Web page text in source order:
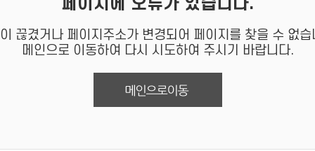
끊겼거나 페이지주소가 변경되어 페이지를 찾을 수 없습
메인으로 이동하여 다시 시도하여 주시기 바랍니다.